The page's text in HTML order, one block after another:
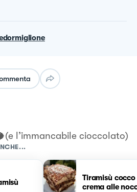
l’immancabile cioccolato)
Tiramisù cocco
crema alle